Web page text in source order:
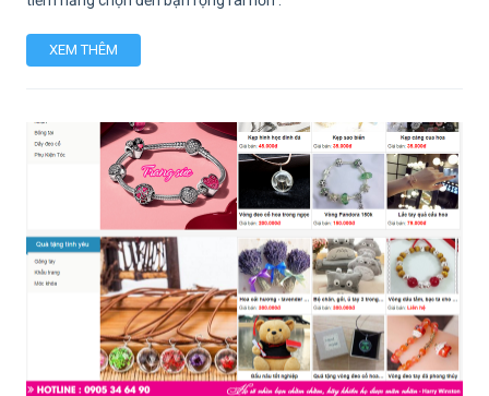
XEM THÊM